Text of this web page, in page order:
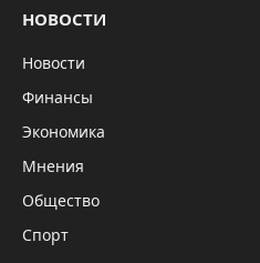
В течение пяти дней